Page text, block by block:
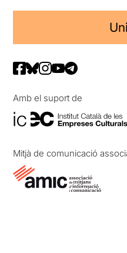
Amb el suport de
Mitjà de comunicació